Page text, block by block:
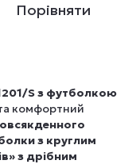
Порівняти
S з футболкою
комфортний
з круглим
з дрібним